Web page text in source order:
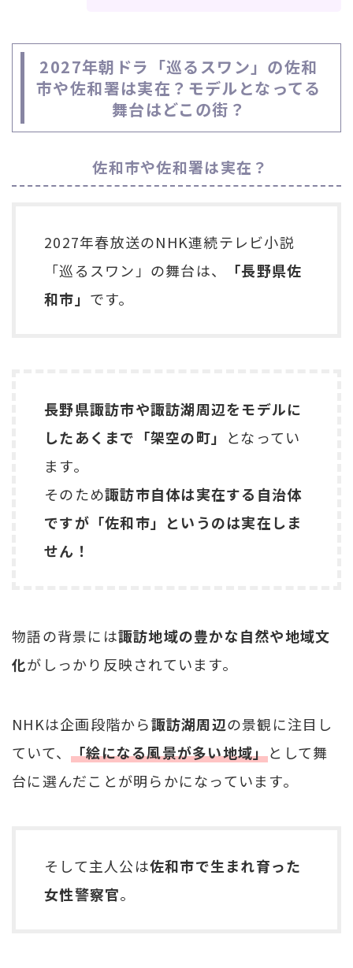
2027年朝ドラ「巡るスワン」の佐和
市や佐和署は実在？モデルとなってる
舞台はどこの街？
佐和市や佐和署は実在？
2027年春放送のNHK連続テレビ小説
「巡るスワン」の舞台は、
「長野県佐
和市」 です。
長野県諏訪市や諏訪湖周辺をモデルに
したあくまで「架空の町」 となってい
ます。
そのため諏訪市自体は実在する自治体
ですが「佐和市」というのは実在しま
せん！
物語の背景には諏訪地域の豊かな自然や地域文
化がしっかり反映されています。
NHKは企画段階から諏訪湖周辺の景観に注目し
ていて、「絵になる風景が多い地域」として舞
台に選んだことが明らかになっています。
そして主人公は佐和市で生まれ育った
女性警察官。